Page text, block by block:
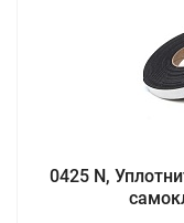
0425 N,